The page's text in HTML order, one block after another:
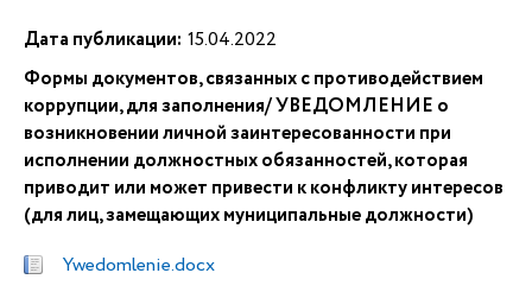
Дата публикации: 15.04.2022
Формы документов, связанных с противодействием
коррупции, для заполнения/ УВЕДОМЛЕНИЕ о
возникновении личной заинтересованности при
исполнении должностных обязанностей, которая
приводит или может привести к конфликту интересов
(для лиц, замещающих муниципальные должности)
Ywedomlenie.docx